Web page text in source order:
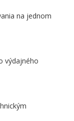
na jednom
výdajného